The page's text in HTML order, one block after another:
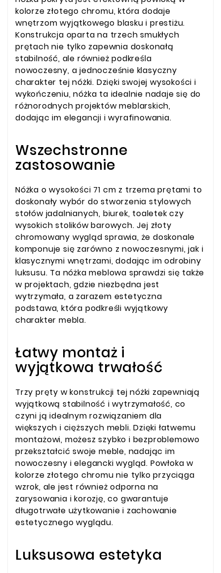
kolorze złotego chromu, która dodaje
wnętrzom wyjątkowego blasku i prestiżu.
Konstrukcja oparta na trzech smukłych
prętach nie tylko zapewnia doskonałą
stabilność, ale również podkreśla
nowoczesny, a jednocześnie klasyczny
charakter tej nóżki. Dzięki swojej wysokości i
wykończeniu, nóżka ta idealnie nadaje się do
różnorodnych projektów meblarskich,
dodając im elegancji i wyrafinowania.
Wszechstronne
zastosowanie
Nóżka o wysokości 71 cm z trzema prętami to
doskonały wybór do stworzenia stylowych
stołów jadalnianych, biurek, toaletek czy
wysokich stolików barowych. Jej złoty
chromowany wygląd sprawia, że doskonale
komponuje się zarówno z nowoczesnymi, jak i
klasycznymi wnętrzami, dodając im odrobiny
luksusu. Ta nóżka meblowa sprawdzi się także
w projektach, gdzie niezbędna jest
wytrzymała, a zarazem estetyczna
podstawa, która podkreśli wyjątkowy
charakter mebla.
Łatwy montaż i
wyjątkowa trwałość
Trzy pręty w konstrukcji tej nóżki zapewniają
wyjątkową stabilność i wytrzymałość, co
czyni ją idealnym rozwiązaniem dla
większych i cięższych mebli. Dzięki łatwemu
montażowi, możesz szybko i bezproblemowo
przekształcić swoje meble, nadając im
nowoczesny i elegancki wygląd. Powłoka w
kolorze złotego chromu nie tylko przyciąga
wzrok, ale jest również odporna na
zarysowania i korozję, co gwarantuje
długotrwałe użytkowanie i zachowanie
estetycznego wyglądu.
Luksusowa estetyka